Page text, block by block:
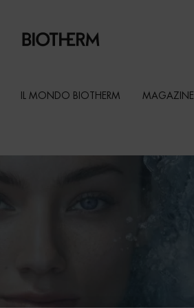
IL MONDO BIOTHERM MAGAZINE